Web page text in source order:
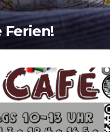
Ferien!